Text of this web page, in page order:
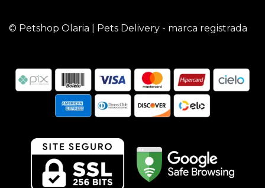
© Petshop Olaria | Pets Delivery - marca registrada